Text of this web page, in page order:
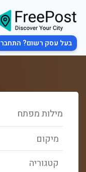
בעל עסק רשום? התחבר
מיקום
קטגוריה